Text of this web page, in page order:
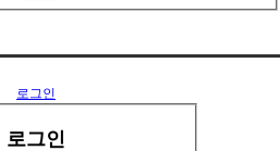
로그인
로그인